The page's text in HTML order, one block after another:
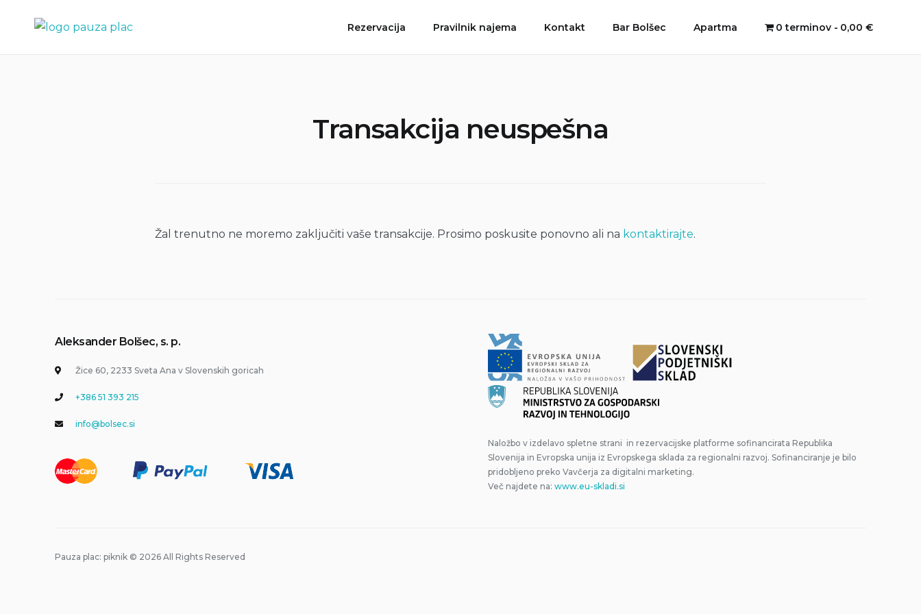
Pauza plac:
piknik
Rezervacija Pravilnik najema Kontakt Bar Bolšec Apartma 0 terminov 0,00 €
Transakcija neuspešna
Žal trenutno ne moremo zaključiti vaše transakcije. Prosimo poskusite ponovno ali na kontaktirajte.
Aleksander Bolšec, s. p.
Žice 60, 2233 Sveta Ana v Slovenskih goricah
+386 51 393 215
info@bolsec.si
Naložbo v izdelavo spletne strani in rezervacijske platforme sofinancirata Republika
Slovenija in Evropska unija iz Evropskega sklada za regionalni razvoj. Sofinanciranje je bilo
pridobljeno preko Vavčerja za digitalni marketing.
Več najdete na: www.eu-skladi.si
Pauza plac: piknik © 2026 All Rights Reserved